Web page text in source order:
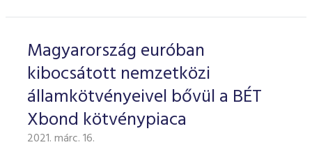
Magyarország euróban
kibocsátott nemzetközi
államkötvényeivel bővül a BÉT
Xbond kötvénypiaca
2021. márc. 16.